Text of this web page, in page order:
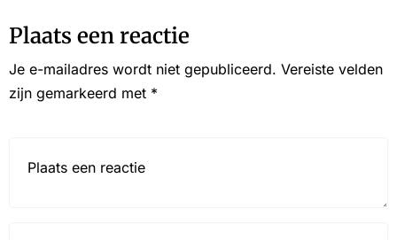
Plaats een reactie
Je e-mailadres wordt niet gepubliceerd. Vereiste velden
zijn gemarkeerd met *